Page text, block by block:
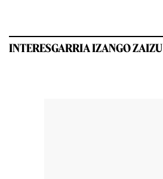
INTERESGARRIA IZANGO ZAIZU